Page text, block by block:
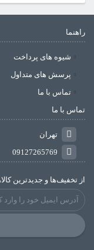
راهنما
شیوه های پرداخت
پرسش های متداول
تماس با ما
تماس با ما
تهران
09127265769
از تخفیف‌ها و جدیدترین‌